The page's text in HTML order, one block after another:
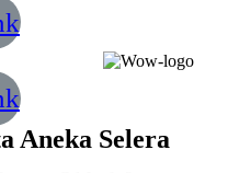
Aneka Selera